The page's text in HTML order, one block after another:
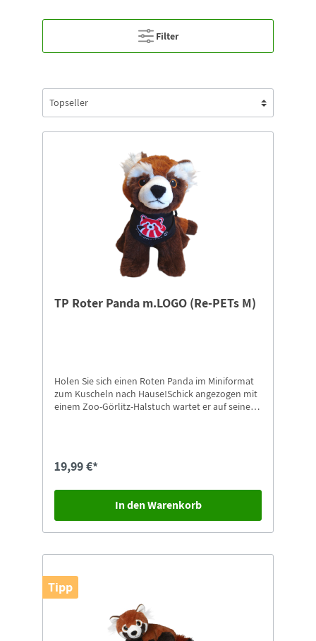
Filter
TP Roter Panda m.LOGO (Re-PETs M)
Holen Sie sich einen Roten Panda im Miniformat
zum Kuscheln nach Hause!Schick angezogen mit
einem Zoo-Görlitz-Halstuch wartet er auf seinen
mit unserem Logo + Schriftzug "zoo-goerlitz.de".
19,99 €*
In den Warenkorb
Tipp